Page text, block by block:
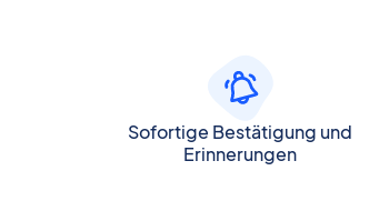
Sofortige Bestätigung und
Erinnerungen